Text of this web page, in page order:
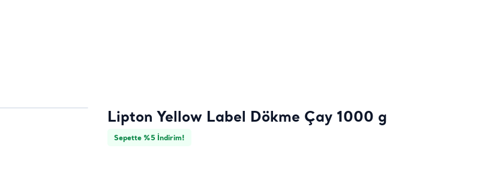
Lipton Yellow Label Dökme Çay 1000 g
Sepette %5 İndirim!